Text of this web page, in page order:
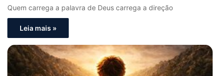
Quem carrega a palavra de Deus carrega a direção
Leia mais »